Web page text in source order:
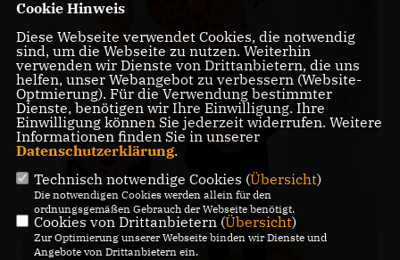
Cookie Hinweis
Diese Webseite verwendet Cookies, die notwendig
sind, um die Webseite zu nutzen. Weiterhin
verwenden wir Dienste von Drittanbietern, die uns
helfen, unser Webangebot zu verbessern (Website-
Optmierung). Für die Verwendung bestimmter
Dienste, benötigen wir Ihre Einwilligung. Ihre
Einwilligung können Sie jederzeit widerrufen. Weitere
Informationen finden Sie in unserer
Datenschutzerklärung.
Technisch notwendige Cookies (Übersicht)
Die notwendigen Cookies werden allein für den
ordnungsgemäßen Gebrauch der Webseite benötigt.
Cookies von Drittanbietern (Übersicht)
Zur Optimierung unserer Webseite binden wir Dienste und
Angebote von Drittanbietern ein.